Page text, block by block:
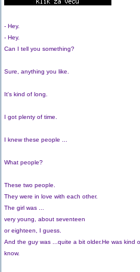
- Hey.
- Hey.
Can I tell you something?
Sure, anything you like.
It's kind of long.
I got plenty of time.
I knew these people ...
What people?
These two people.
They were in love with each other.
The girl was ...
very young, about seventeen
or eighteen, I guess.
And the guy was ...quite a bit older.He was kind
know.